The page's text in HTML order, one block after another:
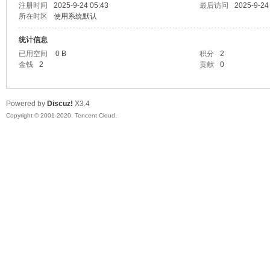
注册时间
2025-9-24 05:43 最后访问
2025-9-
所在时区
使用系统默认
统计信息
已用空间
0 B 积分
2
金钱
2 贡献 0
Powered by Discuz! X3.4
Copyright © 2001-2020, Tencent Cloud.